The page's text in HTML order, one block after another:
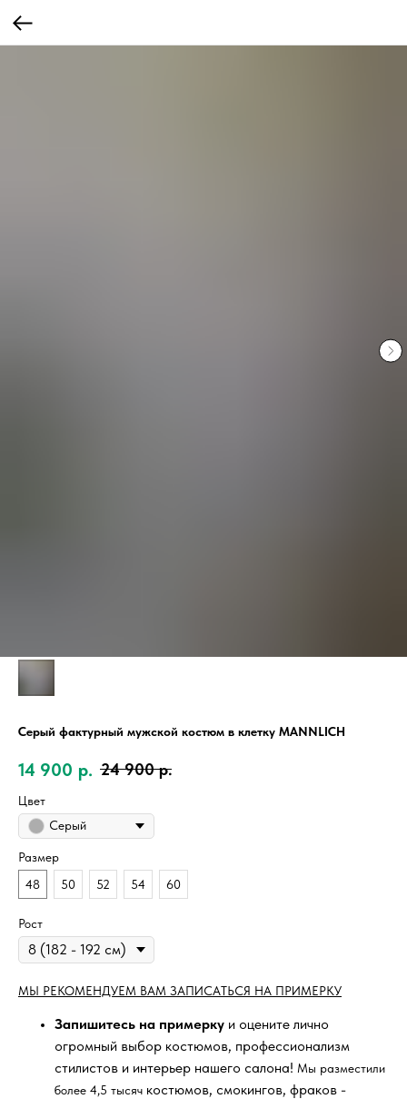
Серый фактурный мужской костюм в клетку MANNLICH
14 900 р. 24 900 р.
Цвет
Серый
Размер
48
50 52 54 60
Рост
МЫ РЕКОМЕНДУЕМ ВАМ ЗАПИСАТЬСЯ НА ПРИМЕРКУ
Запишитесь на примерку и оцените лично
огромный выбор костюмов, профессионализм
стилистов и интерьер нашего салона! Мы разместили
более 4,5 тысяч костюмов, смокингов, фраков -